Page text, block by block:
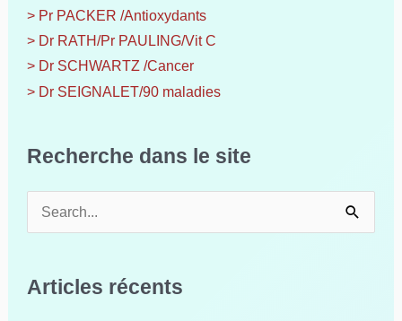
> Pr PACKER /Antioxydants
> Dr RATH/Pr PAULING/Vit C
> Dr SCHWARTZ /Cancer
> Dr SEIGNALET/90 maladies
Recherche dans le site
e
Articles récents